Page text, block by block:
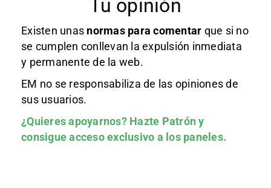
Tu opinión
Existen unas normas para comentar que si no
se cumplen conllevan la expulsión inmediata
y permanente de la web.
EM no se responsabiliza de las opiniones de
sus usuarios.
¿Quieres apoyarnos? Hazte Patróny
consigue acceso exclusivo a los paneles.